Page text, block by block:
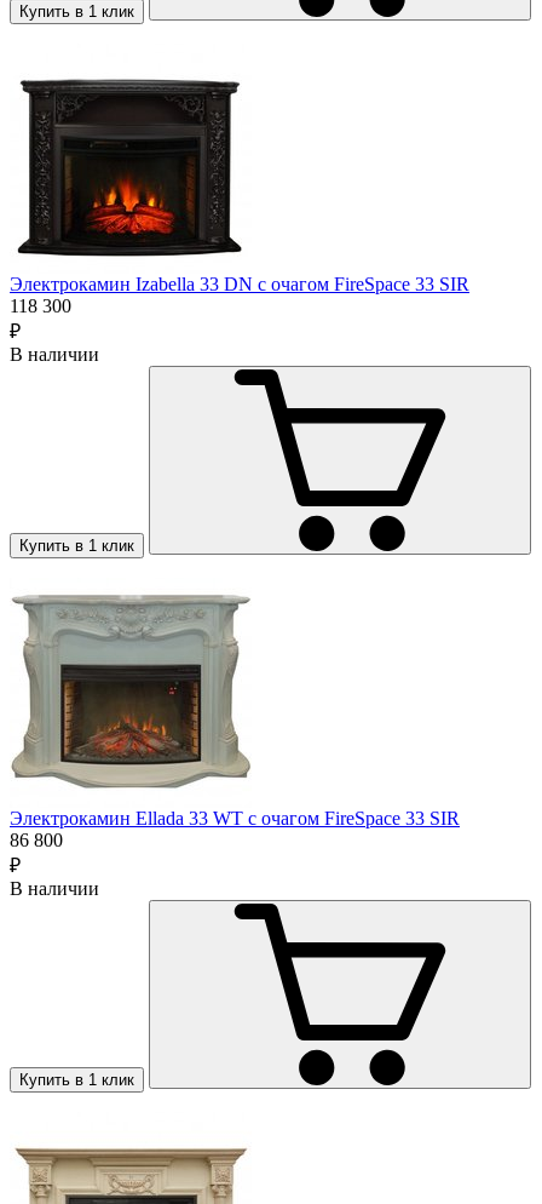
Купить в 1 клик
Электрокамин Izabella 33 DN с очагом FireSpace 33 SIR
118 300
₽
В наличии
Купить в 1 клик
Электрокамин Ellada 33 WT с очагом FireSpace 33 SIR
86 800
₽
В наличии
Купить в 1 клик